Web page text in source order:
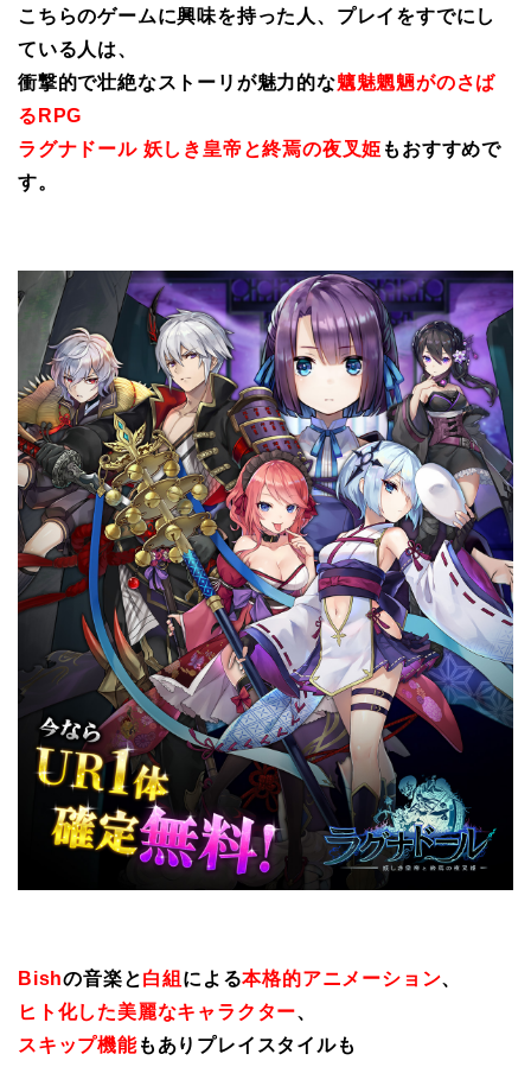
こちらのゲームに興味を持った人、プレイをすでにし
ている人は、
衝撃的で壮絶なストーリが魅力的な魑魅魍魎がのさば
るRPG
ラグナドール 妖しき皇帝と終焉の夜叉姫 もおすすめで
す。
Bishの音楽と白組 による本格的アニメーション、
ヒト化した美麗なキャラクター、
スキップ機能もありプレイスタイルも